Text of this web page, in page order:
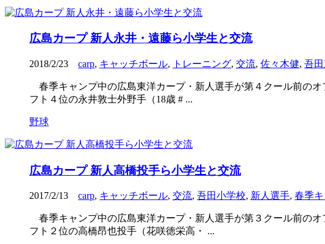
広島カープ 新人永井・遠藤ら小学生と交流
2018/2/23 carp, キャッチボール, トレーニング, 交流, 佐々木健, 吾
春季キャンプ中の広島東洋カープ・新人選手が第４クール前の
フト４位の永井敦士外野手（18歳 # ...
野球
広島カープ 新人高橋投手ら小学生と交流
2017/2/13 carp, キャッチボール, 交流, 吾田小学校, 新人選手, 春季
春季キャンプ中の広島東洋カープ・新人選手が第３クール前の
フト２位の高橋昂也投手（花咲徳栄高・ ...